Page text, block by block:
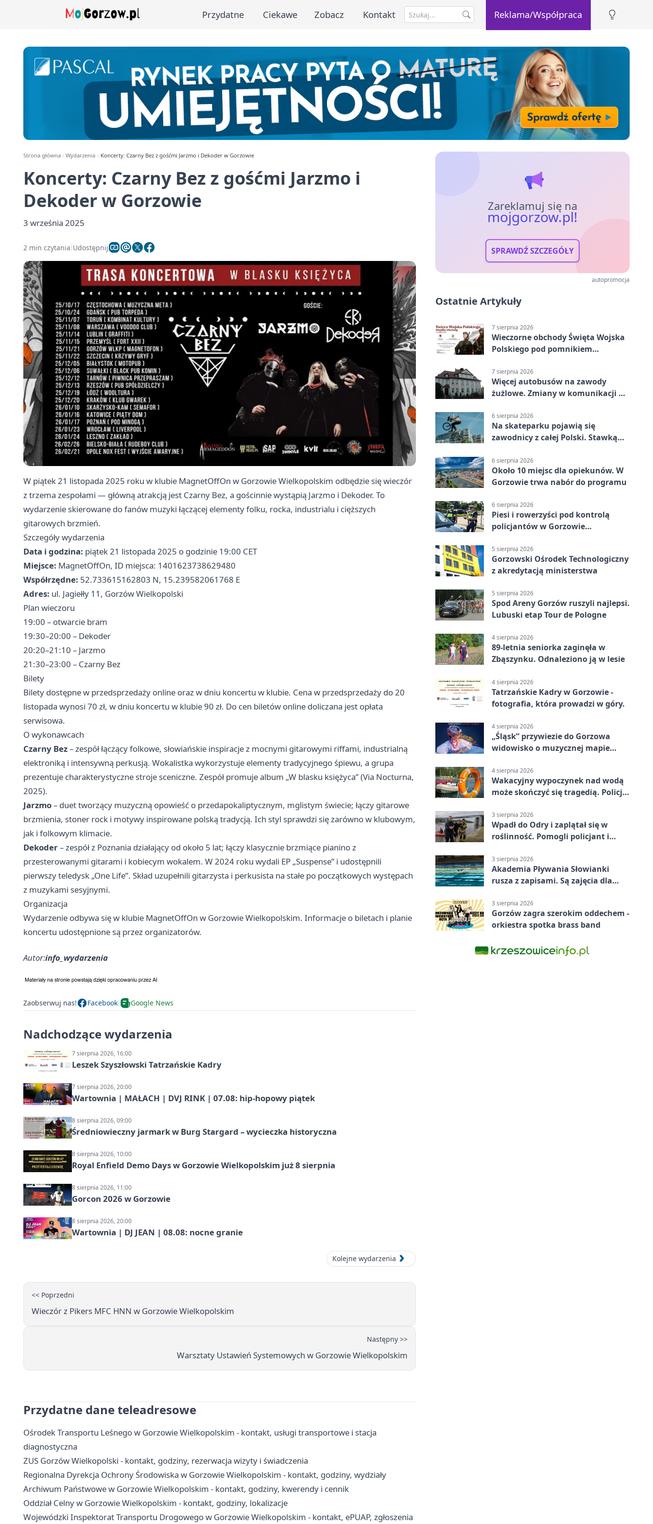
Przydatne Ciekawe Zobacz Kontakt Reklama/Współpraca
Strona główna Wydarzenia Koncerty: Czarny Bez z gośćmi Jarzmo i Dekoder w Gorzowie
Koncerty: Czarny Bez z gośćmi Jarzmo i
Dekoder w Gorzowie
3 września 2025
2 min czytania Udostępnij
W piątek 21 listopada 2025 roku w klubie MagnetOffOn w Gorzowie Wielkopolskim odbędzie się wieczór
z trzema zespołami — główną atrakcją jest Czarny Bez, a gościnnie wystąpią Jarzmo i Dekoder. To
wydarzenie skierowane do fanów muzyki łączącej elementy folku, rocka, industrialu i cięższych
gitarowych brzmień.
Szczegóły wydarzenia
Data i godzina: piątek 21 listopada 2025 o godzinie 19:00 CET
Miejsce: MagnetOffOn, ID miejsca: 1401623738629480
Współrzędne: 52.733615162803 N, 15.239582061768 E
Adres: ul. Jagiełły 11, Gorzów Wielkopolski
Plan wieczoru
19:00 – otwarcie bram
19:30–20:00 – Dekoder
20:20–21:10 – Jarzmo
21:30–23:00 – Czarny Bez
Bilety
Bilety dostępne w przedsprzedaży online oraz w dniu koncertu w klubie. Cena w przedsprzedaży do 20
listopada wynosi 70 zł, w dniu koncertu w klubie 90 zł. Do cen biletów online doliczana jest opłata
serwisowa.
O wykonawcach
Czarny Bez– zespół łączący folkowe, słowiańskie inspiracje z mocnymi gitarowymi riffami, industrialną
elektroniką i intensywną perkusją. Wokalistka wykorzystuje elementy tradycyjnego śpiewu, a grupa
prezentuje charakterystyczne stroje sceniczne. Zespół promuje album „W blasku księżyca” (Via Nocturna,
2025).
Jarzmo– duet tworzący muzyczną opowieść o przedapokaliptycznym, mglistym świecie; łączy gitarowe
brzmienia, stoner rock i motywy inspirowane polską tradycją. Ich styl sprawdzi się zarówno w klubowym,
jak i folkowym klimacie.
Dekoder– zespół z Poznania działający od około 5 lat; łączy klasycznie brzmiące pianino z
przesterowanymi gitarami i kobiecym wokalem. W 2024 roku wydali EP „Suspense” i udostępnili
pierwszy teledysk „One Life”. Skład uzupełnili gitarzysta i perkusista na stałe po początkowych występach
z muzykami sesyjnymi.
Organizacja
Wydarzenie odbywa się w klubie MagnetOffOn w Gorzowie Wielkopolskim. Informacje o biletach i planie
koncertu udostępnione są przez organizatorów.
Autor:info_wydarzenia
Zaobserwuj nas! Facebook Google News
Nadchodzące wydarzenia
7 sierpnia 2026, 16:00
Leszek Szyszłowski Tatrzańskie Kadry
7 sierpnia 2026, 20:00
Wartownia | MAŁACH | DVJ RINK | 07.08: hip-hopowy piątek
8 sierpnia 2026, 09:00
Średniowieczny jarmark w Burg Stargard – wycieczka historyczna
8 sierpnia 2026, 10:00
Royal Enfield Demo Days w Gorzowie Wielkopolskim już 8 sierpnia
8 sierpnia 2026, 11:00
Gorcon 2026 w Gorzowie
8 sierpnia 2026, 20:00
Wartownia | DJ JEAN | 08.08: nocne granie
Kolejne wydarzenia
<< Poprzedni
Wieczór z Pikers MFC HNN w Gorzowie Wielkopolskim
Następny >>
Warsztaty Ustawień Systemowych w Gorzowie Wielkopolskim
Przydatne dane teleadresowe
Ośrodek Transportu Leśnego w Gorzowie Wielkopolskim - kontakt, usługi transportowe i stacja
diagnostyczna
ZUS Gorzów Wielkopolski - kontakt, godziny, rezerwacja wizyty i świadczenia
Regionalna Dyrekcja Ochrony Środowiska w Gorzowie Wielkopolskim - kontakt, godziny, wydziały
Archiwum Państwowe w Gorzowie Wielkopolskim - kontakt, godziny, kwerendy i cennik
Oddział Celny w Gorzowie Wielkopolskim - kontakt, godziny, lokalizacje
Wojewódzki Inspektorat Transportu Drogowego w Gorzowie Wielkopolskim - kontakt, ePUAP, zgłoszenia
Zareklamuj się na
mojgorzow.pl!
SPRAWDŹ SZCZEGÓŁY
autopromocja
Ostatnie Artykuły
7 sierpnia 2026
Wieczorne obchody Święta Wojska
Polskiego pod pomnikiem
7 sierpnia 2026
Więcej autobusów na zawody
żużlowe. Zmiany w komunikacji w
6 sierpnia 2026
Na skateparku pojawią się
zawodnicy z całej Polski. Stawką
6 sierpnia 2026
Około 10 miejsc dla opiekunów. W
Gorzowie trwa nabór do programu
6 sierpnia 2026
Piesi i rowerzyści pod kontrolą
policjantów w Gorzowie
5 sierpnia 2026
Gorzowski Ośrodek Technologiczny
z akredytacją ministerstwa
5 sierpnia 2026
Spod Areny Gorzów ruszyli najlepsi.
Lubuski etap Tour de Pologne
4 sierpnia 2026
89-letnia seniorka zaginęła w
Zbąszynku. Odnaleziono ją w lesie
4 sierpnia 2026
Tatrzańskie Kadry w Gorzowie -
fotografia, która prowadzi w góry.
4 sierpnia 2026
„Śląsk” przywiezie do Gorzowa
widowisko o muzycznej mapie
4 sierpnia 2026
Wakacyjny wypoczynek nad wodą
może skończyć się tragedią. Policja
3 sierpnia 2026
Wpadł do Odry i zaplątał się w
roślinność. Pomogli policjant i
3 sierpnia 2026
Akademia Pływania Słowianki
rusza z zapisami. Są zajęcia dla
3 sierpnia 2026
Gorzów zagra szerokim oddechem -
orkiestra spotka brass band